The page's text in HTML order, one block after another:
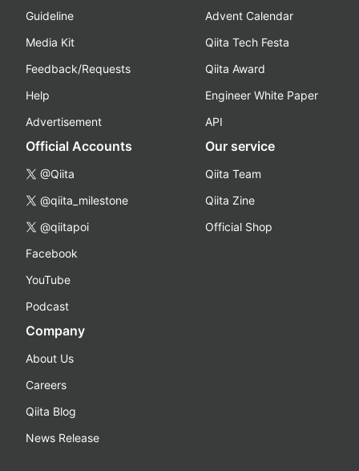
Guideline
Media Kit
Feedback/Requests
Help
Advertisement
Advent Calendar
Qiita Tech Festa
Qiita Award
Engineer White Paper
API
Official Accounts
@Qiita
@qiita_milestone
@qiitapoi
Facebook
YouTube
Podcast
Our service
Qiita Team
Qiita Zine
Official Shop
Company
About Us
Careers
Qiita Blog
News Release